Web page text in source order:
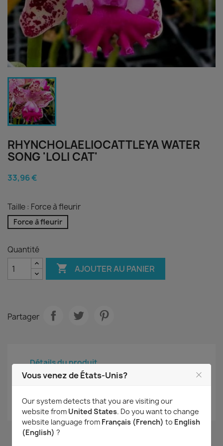
RHYNCHOLAELIOCATTLEYA WATER
SONG 'LOLI CAT'
33,96 €
Taille : Force à fleurir
Force à fleurir
Quantité
 AJOUTER AU PANIER
Partager
Détails du produit
ÉtatNouveau
Commentaires (0)
Vous venez de États-Unis?
Our system detects that you are visiting our
website from United States. Do you want to change
website language from Français (French) to English
(English) ?